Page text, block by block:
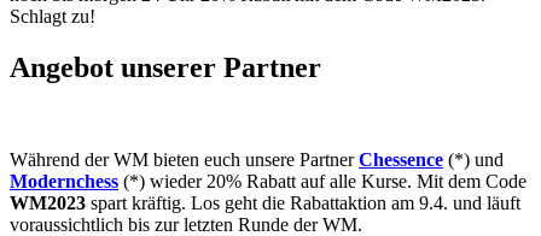
Schlagt zu!
Angebot unserer Partner
Während der WM bieten euch unsere PartnerChessence (*) und
Modernchess (*) wieder 20% Rabatt auf alle Kurse. Mit dem Code
WM2023 spart kräftig. Los geht die Rabattaktion am 9.4. und läuft
voraussichtlich bis zur letzten Runde der WM.